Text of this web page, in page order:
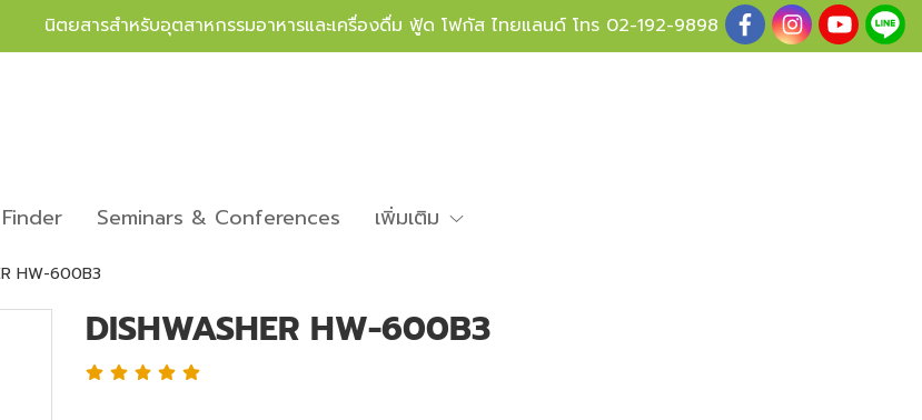
นิตยสารสำหรับอุตสาหกรรมอาหารและเครื่องดื่ม ฟู้ด โฟกัส ไทยแลนด์ โทร 02-192-9898
Seminars & Conferences เพิ่มเติม
HW-600B3
DISHWASHER HW-600B3